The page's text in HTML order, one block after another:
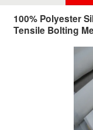
100% Polyester
Tensile Bolting